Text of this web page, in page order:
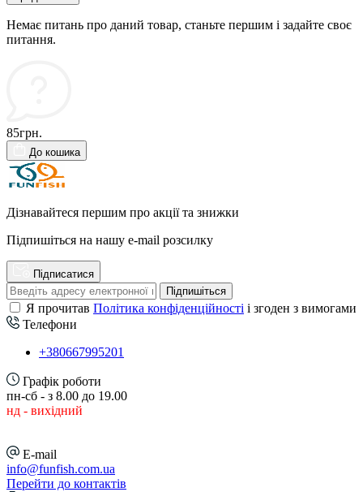
Немає питань про даний товар, станьте першим і задайте своє
питання.
85грн.
До кошика
Дізнавайтеся першим про акції та знижки
Підпишіться на нашу e-mail розсилку
Підписатися
Підпишіться
Я прочитав Політика конфіденційності і згоден з вимогами
Телефони
+380667995201
Графік роботи
пн-сб - з 8.00 до 19.00
нд - вихідний
E-mail
info@funfish.com.ua
Перейти до контактів